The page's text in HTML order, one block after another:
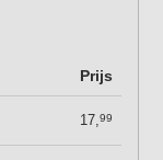
Prijs
17,99